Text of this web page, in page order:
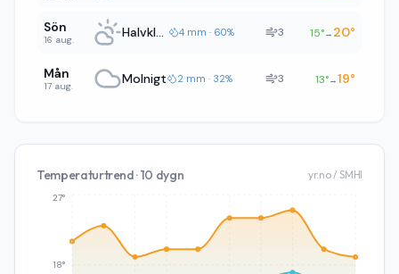
Sön
16 aug. Halvklart 4 mm · 60% 3 15°→ 20°
Mån
17 aug. Molnigt 2 mm · 32% 3 13°→19°
Temperaturtrend · 10 dygn yr.no / SMHI
18°
27°